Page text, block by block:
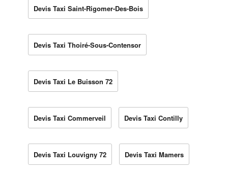
Devis Taxi Saint-Rigomer-Des-Bois
Devis Taxi Thoiré-Sous-Contensor
Devis Taxi Le Buisson 72
Devis Taxi Commerveil Devis Taxi Contilly
Devis Taxi Louvigny 72 Devis Taxi Mamers